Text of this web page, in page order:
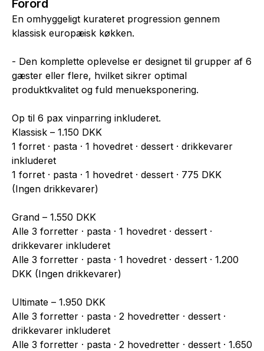
Forord
En omhyggeligt kurateret progression gennem
klassisk europæisk køkken.
- Den komplette oplevelse er designet til grupper af 6
gæster eller flere, hvilket sikrer optimal
produktkvalitet og fuld menueksponering.
Op til 6 pax vinparring inkluderet.
Klassisk – 1.150 DKK
1 forret · pasta · 1 hovedret · dessert · drikkevarer
inkluderet
1 forret · pasta · 1 hovedret · dessert · 775 DKK
(Ingen drikkevarer)
Grand – 1.550 DKK
Alle 3 forretter · pasta · 1 hovedret · dessert ·
drikkevarer inkluderet
Alle 3 forretter · pasta · 1 hovedret · dessert · 1.200
DKK (Ingen drikkevarer)
Ultimate – 1.950 DKK
Alle 3 forretter · pasta · 2 hovedretter · dessert ·
drikkevarer inkluderet
Alle 3 forretter · pasta · 2 hovedretter · dessert · 1.650